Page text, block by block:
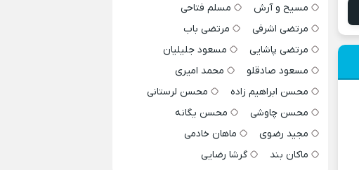
مسیح و آرش
مسلم فتاحی
مرتضی اشرفی
مرتضی باب
مرتضی پاشایی
مسعود جلیلیان
مسعود صادقلو
محمد امیری
محسن ابراهیم زاده
محسن لرستانی
محسن چاوشی
محسن یگانه
مجید رضوی
ماهان خادمی
ماکان بند
گرشا رضایی